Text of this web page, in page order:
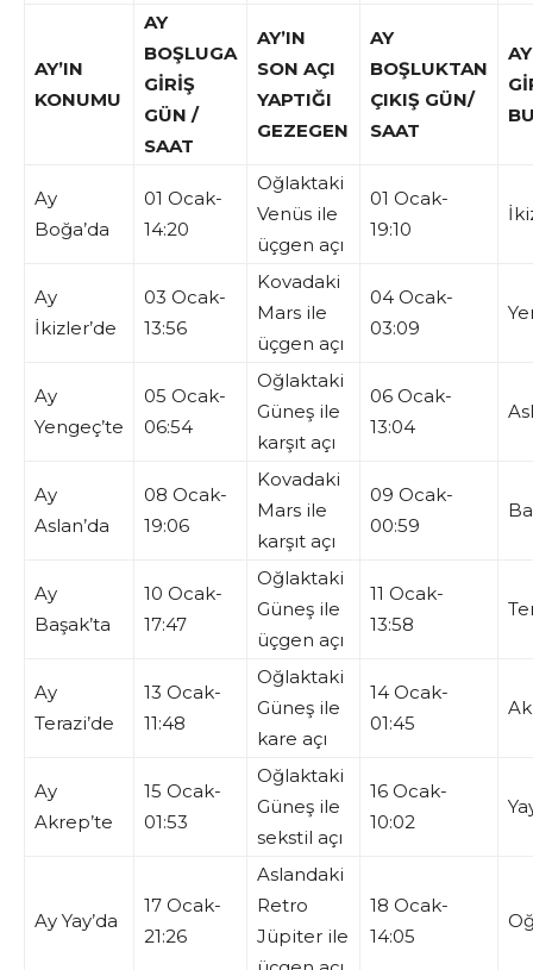
AY’IN
KONUMU
AY
BOŞLUGA
GİRİŞ
GÜN /
SAAT
AY’IN
SON AÇI
YAPTIĞI
GEZEGEN
AY
BOŞLUKTAN
ÇIKIŞ GÜN/
SAAT
Ay
Boğa’da
01 Ocak-
14:20
Oğlaktaki
Venüs ile
üçgen açı
01 Ocak-
19:10
Ay
İkizler’de
03 Ocak-
13:56
Kovadaki
Mars ile
üçgen açı
04 Ocak-
03:09
Ay
Yengeç’te
05 Ocak-
06:54
Oğlaktaki
Güneş ile
karşıt açı
06 Ocak-
13:04
Ay
Aslan’da
08 Ocak-
19:06
Kovadaki
Mars ile
karşıt açı
09 Ocak-
00:59
Ay
Başak’ta
10 Ocak-
17:47
Oğlaktaki
Güneş ile
üçgen açı
11 Ocak-
13:58
Ay
Terazi’de
13 Ocak-
11:48
Oğlaktaki
Güneş ile
kare açı
14 Ocak-
01:45
Ay
Akrep’te
15 Ocak-
01:53
Oğlaktaki
Güneş ile
sekstil açı
16 Ocak-
10:02
Ay Yay’da
17 Ocak-
21:26
Aslandaki
Retro
Jüpiter ile
18 Ocak-
14:05